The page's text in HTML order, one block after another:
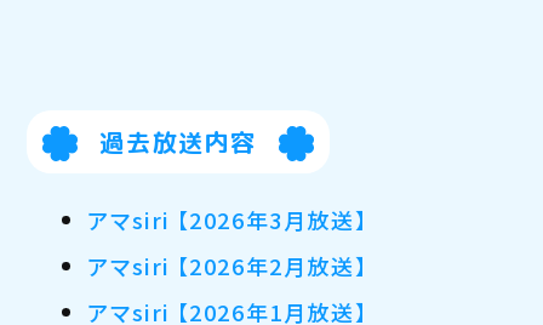
過去放送内容
アマsiri 【2026年3月放送】
アマsiri 【2026年2月放送】
アマsiri 【2026年1月放送】